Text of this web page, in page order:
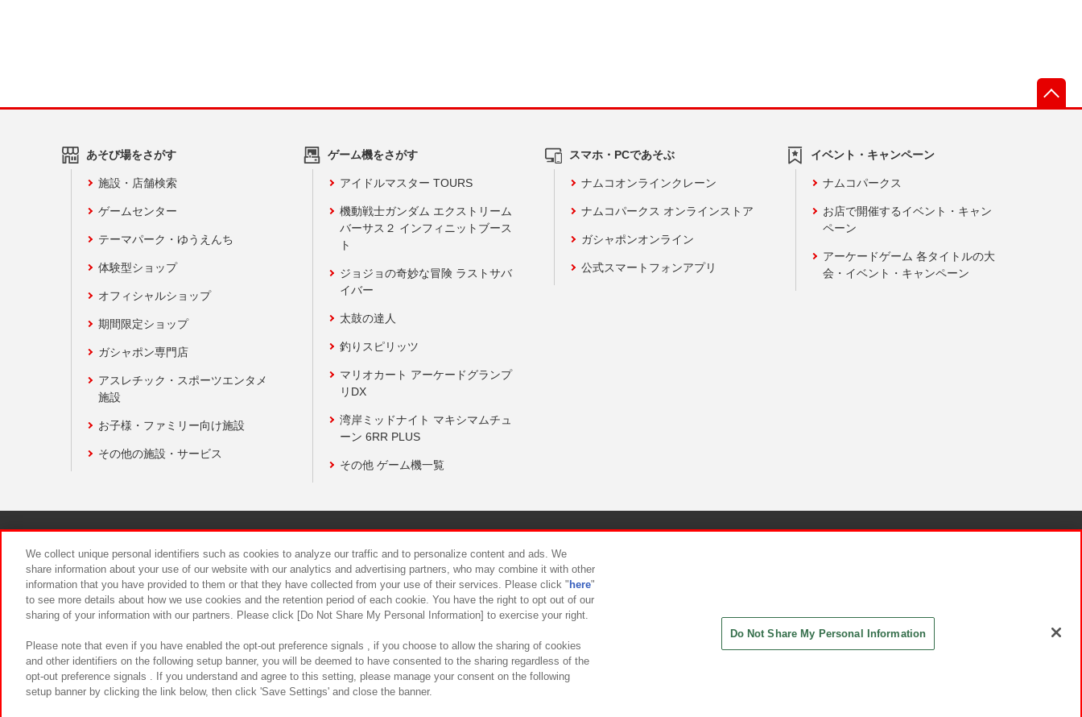
あそび場をさがす
施設・店舗検索
ゲームセンター
テーマパーク・ゆうえんち
体験型ショップ
オフィシャルショップ
期間限定ショップ
ガシャポン専門店
アスレチック・スポーツエンタメ
施設
お子様・ファミリー向け施設
その他の施設・サービス
ゲーム機をさがす
アイドルマスター TOURS
機動戦士ガンダム エクストリーム
バーサス２ インフィニットブース
ト
ジョジョの奇妙な冒険 ラストサバ
イバー
太鼓の達人
釣りスピリッツ
マリオカート アーケードグランプ
リDX
湾岸ミッドナイト マキシマムチュ
ーン 6RR PLUS
その他 ゲーム機一覧
スマホ・PCであそぶ
ナムコオンラインクレーン
ナムコパークス オンラインストア
ガシャポンオンライン
公式スマートフォンアプリ
イベント・キャンペーン
ナムコパークス
お店で開催するイベント・キャン
ペーン
アーケードゲーム 各タイトルの大
会・イベント・キャンペーン
食品のご提供について カスタマーハラスメント対応方針
We collect unique personal identifiers such as cookies to analyze our traffic and to personalize content and ads. We
share information about your use of our website with our analytics and advertising partners, who may combine it with other
information that you have provided to them or that they have collected from your use of their services. Please click " here"
to see more details about how we use cookies and the retention period of each cookie. You have the right to opt out of our
sharing of your information with our partners. Please click [Do Not Share My Personal Information] to exercise your right.
Please note that even if you have enabled the opt-out preference signals , if you choose to allow the sharing of cookies
and other identifiers on the following setup banner, you will be deemed to have consented to the sharing regardless of the
opt-out preference signals . If you understand and agree to this setting, please manage your consent on the following
setup banner by clicking the link below, then click 'Save Settings' and close the banner.
Do Not Share My Personal Information